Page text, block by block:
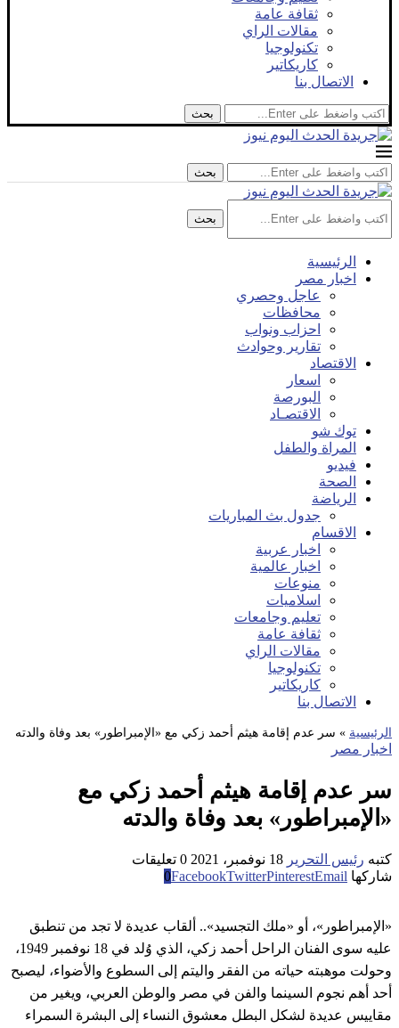
ثقافة عامة
مقالات الراي
تكنولوجيا
كاريكاتير
الاتصال بنا
بحث
بحث
بحث
الرئيسية
اخبار مصر
عاجل وحصري
محافظات
احزاب ونواب
تقارير وحوادث
الاقتصاد
اسعار
البورصة
الاقتصـاد
توك شو
المراة والطفل
فيديو
الصحة
الرياضة
جدول بث المباريات
الاقسام
اخبار عربية
اخبار عالمية
منوعات
اسلاميات
تعليم وجامعات
ثقافة عامة
مقالات الراي
تكنولوجيا
كاريكاتير
الاتصال بنا
الرئيسية » سر عدم إقامة هيثم أحمد زكي مع «الإمبراطور» بعد وفاة والدته
اخبار مصر
سر عدم إقامة هيثم أحمد زكي مع
«الإمبراطور» بعد وفاة والدته
كتبه رئيس التحرير 18 نوفمبر، 2021
0 تعليقات
شاركها
0FacebookTwitterPinterestEmail
«الإمبراطور»، أو «ملك التجسيد».. ألقاب عديدة لا تجد من تنطبق
عليه سوى الفنان الراحل أحمد زكي، الذي وُلد في 18 نوفمبر 1949،
وحولت موهبته حياته من الفقر واليتم إلى السطوع والأضواء، ليصبح
أحد أهم نجوم السينما والفن في مصر والوطن العربي، ويغير من
مقاييس عديدة لشكل البطل معشوق النساء إلى البشرة السمراء